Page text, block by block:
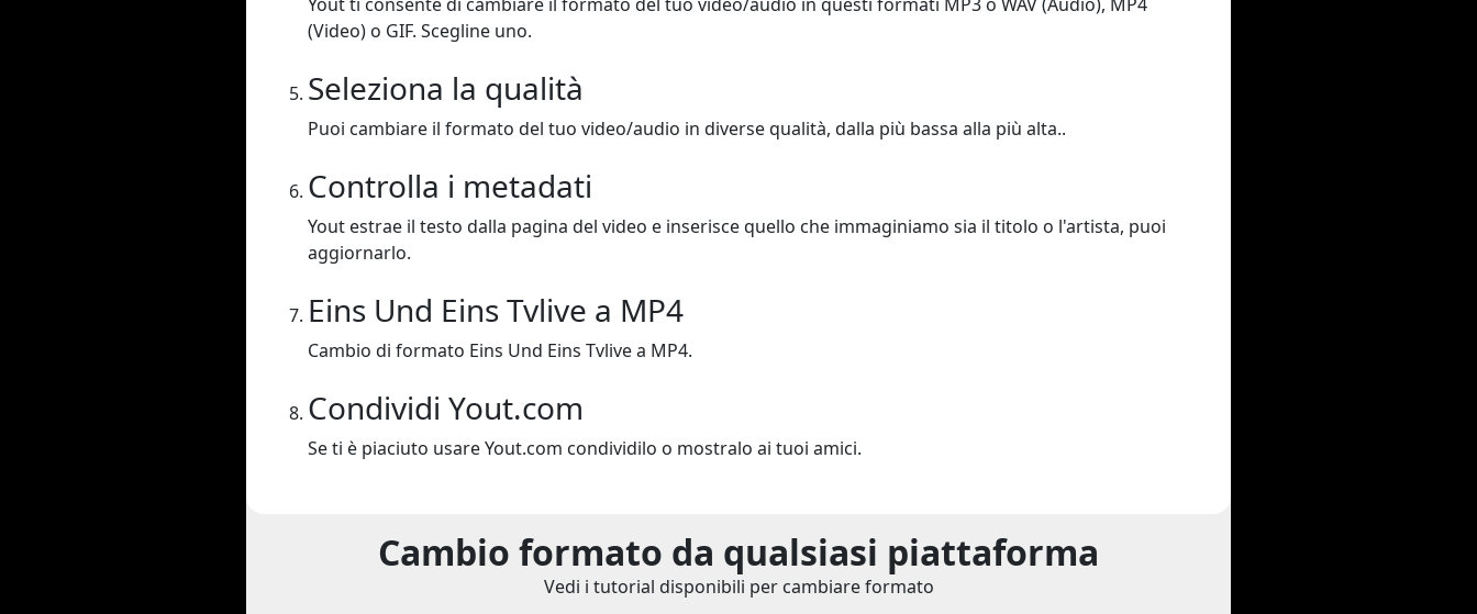
(Video) o GIF. Scegline uno.
Seleziona la qualità
Puoi cambiare il formato del tuo video/audio in diverse qualità, dalla più bassa alla più alta..
Controlla i metadati
Yout estrae il testo dalla pagina del video e inserisce quello che immaginiamo sia il titolo o l'artista, puoi
aggiornarlo.
Eins Und Eins Tvlive a MP4
Cambio di formato Eins Und Eins Tvlive a MP4.
Condividi Yout.com
Se ti è piaciuto usare Yout.com condividilo o mostralo ai tuoi amici.
Cambio formato da qualsiasi piattaforma
Vedi i tutorial disponibili per cambiare formato